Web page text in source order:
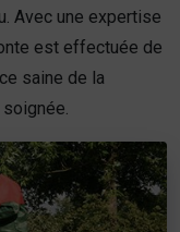
Avec une expertise
est effectuée de
saine de la